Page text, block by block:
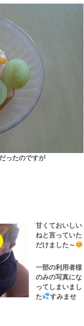
ったのですが
甘くておいしい
ねと言っていた
だけました～
一部の利用者様
のみの写真にな
ってしまいまし
た
すみませ